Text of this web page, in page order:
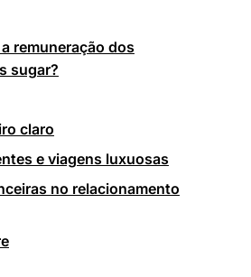
remuneração dos
sugar?
claro
e viagens luxuosas
no relacionamento